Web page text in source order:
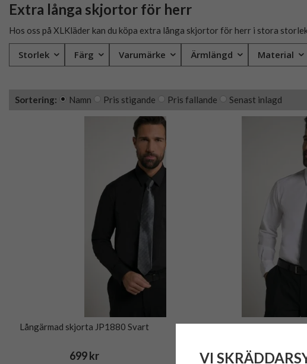
Extra långa skjortor för herr
Hos oss på XLKläder kan du köpa extra långa skjortor för herr i stora
Storlek Färg Varumärke Ärmlängd Material
Sortering: Namn Pris stigande Pris fallande Senast inlagd
Långärmad skjorta JP1880 Svart
699 kr
Långärmad skjorta JP1880 Vit
699 kr
VI